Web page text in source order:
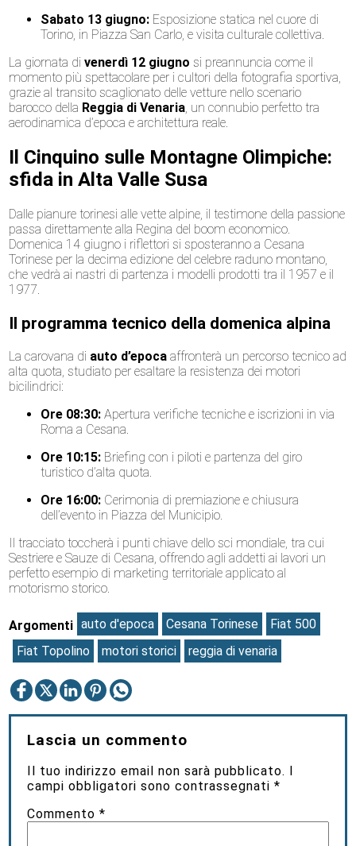
Sabato 13 giugno: Esposizione statica nel cuore di
Torino, in Piazza San Carlo, e visita culturale collettiva.
La giornata divenerdì 12 giugno si preannuncia come il
momento più spettacolare per i cultori della fotografia sportiva,
grazie al transito scaglionato delle vetture nello scenario
barocco della Reggia di Venaria, un connubio perfetto tra
aerodinamica d’epoca e architettura reale.
Il Cinquino sulle Montagne Olimpiche:
sfida in Alta Valle Susa
Dalle pianure torinesi alle vette alpine, il testimone della passione
passa direttamente alla Regina del boom economico.
Domenica 14 giugno i riflettori si sposteranno a Cesana
Torinese per la decima edizione del celebre raduno montano,
che vedrà ai nastri di partenza i modelli prodotti tra il 1957 e il
1977.
Il programma tecnico della domenica alpina
La carovana di auto d’epoca affronterà un percorso tecnico ad
alta quota, studiato per esaltare la resistenza dei motori
bicilindrici:
Ore 08:30: Apertura verifiche tecniche e iscrizioni in via
Roma a Cesana.
Ore 10:15: Briefing con i piloti e partenza del giro
turistico d’alta quota.
Ore 16:00: Cerimonia di premiazione e chiusura
dell’evento in Piazza del Municipio.
Il tracciato toccherà i punti chiave dello sci mondiale, tra cui
Sestriere e Sauze di Cesana, offrendo agli addetti ai lavori un
perfetto esempio di marketing territoriale applicato al
motorismo storico.
Argomenti auto d'epoca Cesana Torinese
Fiat 500
Fiat Topolino
motori storici reggia di venaria
Lascia un commento
Il tuo indirizzo email non sarà pubblicato.
campi obbligatori sono contrassegnati*
Commento*